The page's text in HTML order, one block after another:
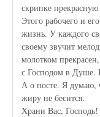
скрипке
Этого рабочего и
жизнь. У каждого
своему звучит
молотком
с Господом в Душе.
А о посте. Я думаю,
жиру не бесится.
Храни Вас,